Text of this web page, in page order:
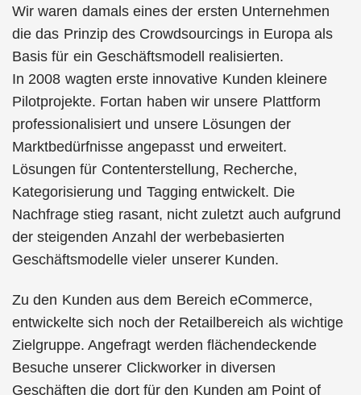
Wir waren damals eines der ersten Unternehmen
die das Prinzip des Crowdsourcings in Europa als
Basis für ein Geschäftsmodell realisierten.
In 2008 wagten erste innovative Kunden kleinere
Pilotprojekte. Fortan haben wir unsere Plattform
professionalisiert und unsere Lösungen der
Marktbedürfnisse angepasst und erweitert.
Lösungen für Contenterstellung, Recherche,
Kategorisierung und Tagging entwickelt. Die
Nachfrage stieg rasant, nicht zuletzt auch aufgrund
der steigenden Anzahl der werbebasierten
Geschäftsmodelle vieler unserer Kunden.
Zu den Kunden aus dem Bereich eCommerce,
entwickelte sich noch der Retailbereich als wichtige
Zielgruppe. Angefragt werden flächendeckende
Besuche unserer Clickworker in diversen
Geschäften die dort für den Kunden am Point of